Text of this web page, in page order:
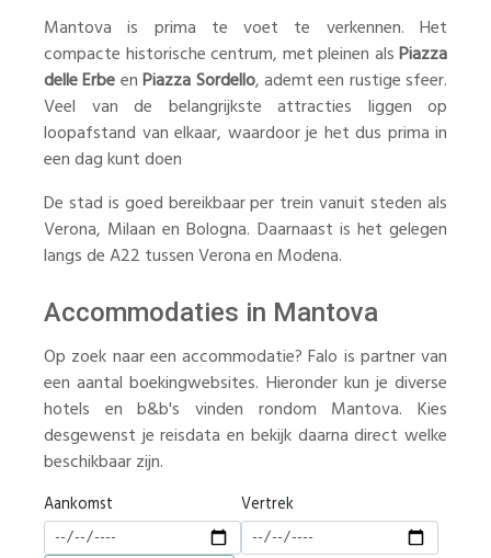
Mantova is prima te voet te verkennen. Het
compacte historische centrum, met pleinen alsPiazza
delle ErbeenPiazza Sordello, ademt een rustige sfeer.
Veel van de belangrijkste attracties liggen op
loopafstand van elkaar, waardoor je het dus prima in
een dag kunt doen
De stad is goed bereikbaar per trein vanuit steden als
Verona, Milaan en Bologna. Daarnaast is het gelegen
langs de A22 tussen Verona en Modena.
Accommodaties in Mantova
Op zoek naar een accommodatie? Falo is partner van
een aantal boekingwebsites. Hieronder kun je diverse
hotels en b&b's vinden rondom Mantova. Kies
desgewenst je reisdata en bekijk daarna direct welke
beschikbaar zijn.
Aankomst Vertrek